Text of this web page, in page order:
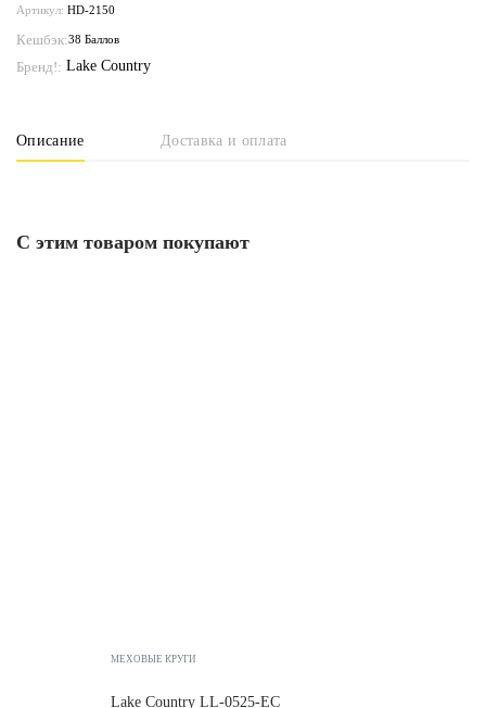
Артикул: HD-2150
Кешбэк:38 Баллов
Бренд!: Lake Country
Описание Доставка и оплата
С этим товаром покупают
МЕХОВЫЕ КРУГИ
Lake Country LL-0525-EC